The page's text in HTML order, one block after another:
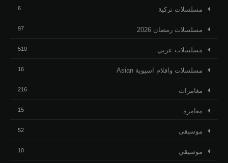
مسلسلات تركية 6
مسلسلات رمضان 2026 97
مسلسلات عربي 510
مسلسلات وافلام اسيوية Asian 16
مغامرات 216
مغامرة 15
موسيقى 52
موسيقي 10